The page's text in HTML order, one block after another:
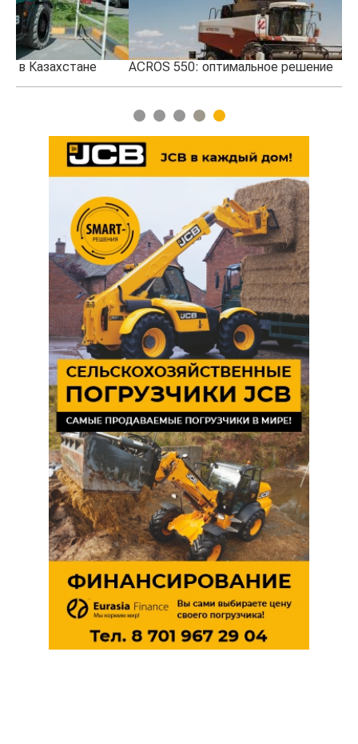
ACROS 550: оптимальное решение
1 2 3 4 5